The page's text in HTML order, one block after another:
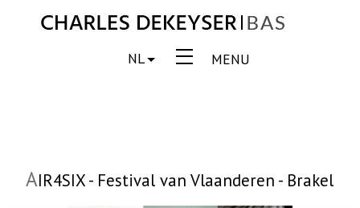
MENU
NL
AIR4SIX - Festival van Vlaanderen - Brakel